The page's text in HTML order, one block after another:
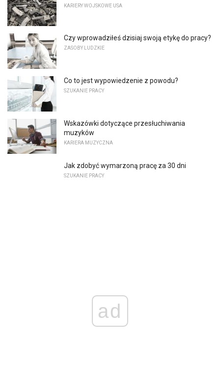
KARIERY WOJSKOWE USA
Czy wprowadziłeś dzisiaj swoją etykę do pracy?
ZASOBY LUDZKIE
Co to jest wypowiedzenie z powodu?
SZUKANIE PRACY
Wskazówki dotyczące przesłuchiwania
muzyków
KARIERA MUZYCZNA
Jak zdobyć wymarzoną pracę za 30 dni
SZUKANIE PRACY
ad